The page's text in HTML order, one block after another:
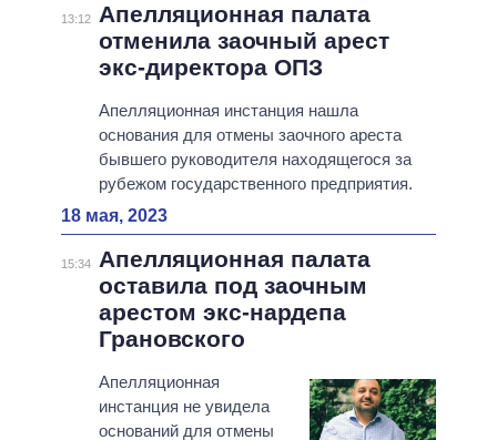
13:12
Апелляционная палата
отменила заочный арест
экс-директора ОПЗ
Апелляционная инстанция нашла
основания для отмены заочного ареста
бывшего руководителя находящегося за
рубежом государственного предприятия.
18 мая, 2023
15:34
Апелляционная палата
оставила под заочным
арестом экс-нардепа
Грановского
Апелляционная
инстанция не увидела
оснований для отмены